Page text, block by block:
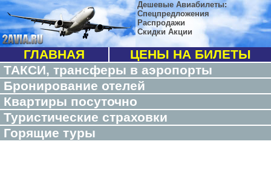
Дешевые Авиабилеты:
Спецпредложения
Распродажи
Скидки Акции
ГЛАВНАЯ
ЦЕНЫ НА БИЛЕТЫ
ТАКСИ, трансферы в аэропорты
Бронирование отелей
Квартиры посуточно
Туристические страховки
Горящие туры